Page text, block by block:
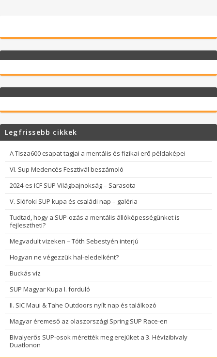
Legfrissebb cikkek
A Tisza600 csapat tagjai a mentális és fizikai erő példaképei
VI. Sup Medencés Fesztivál beszámoló
2024-es ICF SUP Világbajnokság – Sarasota
V. SIófoki SUP kupa és családi nap – galéria
Tudtad, hogy a SUP-ozás a mentális állóképességünket is
fejlesztheti?
Megvadult vizeken – Tóth Sebestyén interjú
Hogyan ne végezzük hal-eledelként?
Buckás víz
SUP Magyar Kupa I. forduló
II. SIC Maui & Tahe Outdoors nyílt nap és találkozó
Magyar éremeső az olaszországi Spring SUP Race-en
Bivalyerős SUP-osok mérették meg erejüket a 3. Hévízibivaly
Duatlonon